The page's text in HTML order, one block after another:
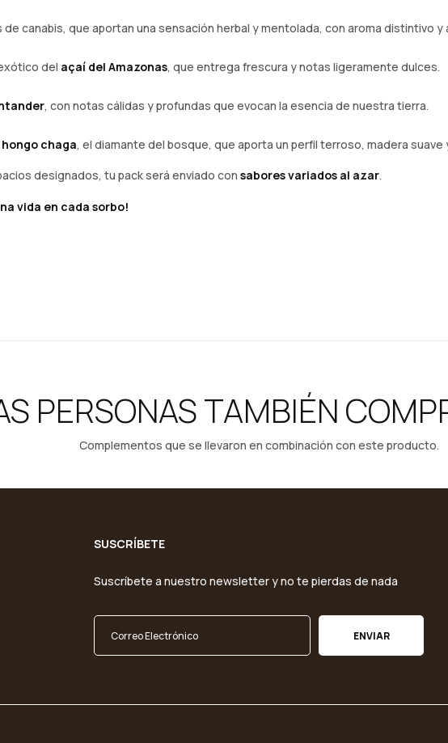
de canabis, que aportan una sensación herbal y mentolada, con aroma distintivo
del açaí del Amazonas, que entrega frescura y notas ligeramente dulces.
, con notas cálidas y profundas que evocan la esencia de nuestra tierra.
hongo chaga, el diamante del bosque, que aporta un perfil terroso, madera suave
designados, tu pack será enviado con sabores variados al azar.
vida en cada sorbo!
PERSONAS TAMBIÉN
Complementos que se llevaron en combinación con este producto.
SUSCRÍBETE
Suscríbete a nuestro newsletter y no te pierdas de nada
ENVIAR